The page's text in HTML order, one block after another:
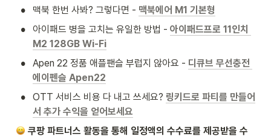
• 맥북 한번 사봐? 그렇다면 - 맥북에어 M1 기본형
• 아이패드 병을 고치는 유일한 방법 - 아이패드프로 11인치
M2 128GB Wi-Fi
• Apen 22 정품 애플팬슬 부럽지 않아요 - 디큐브 무선충전
에이펜슬 Apen22
• OTT 서비스 비용 다 내고 쓰세요? 링키드로 파티를 만들어
서 추가 수익을 얻어보세요
쿠팡 파트너스 활동을 통해 일정액의 수수료를 제공받을 수